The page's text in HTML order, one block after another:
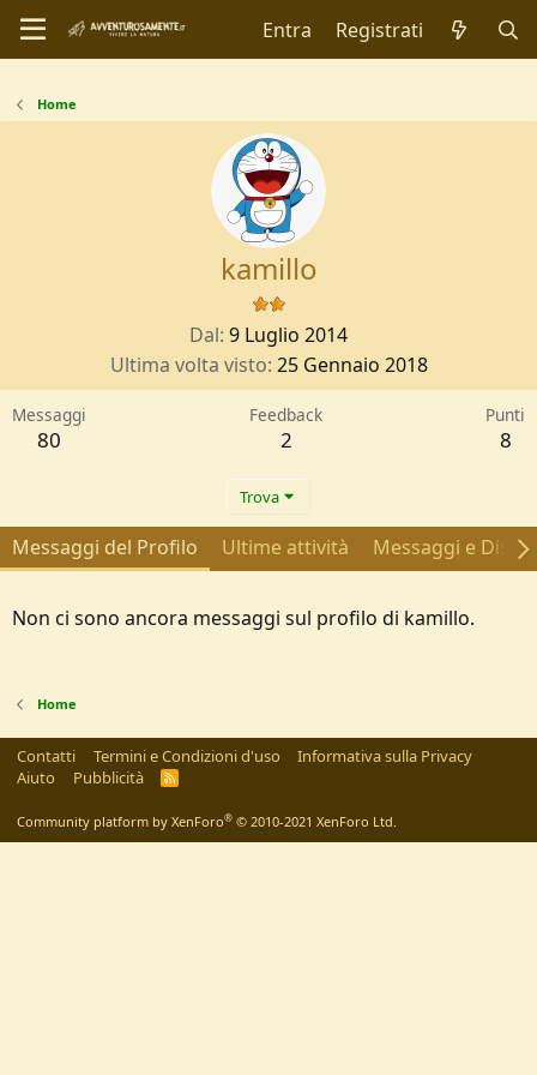
Entra Registrati
Home
kamillo
Dal 9 Luglio 2014
Ultima volta visto 25 Gennaio 2018
Messaggi
80
Feedback
2
Punti
8
Trova
Messaggi del Profilo Ultime attività Messaggi e
Non ci sono ancora messaggi sul profilo di kamillo.
Home
Contatti Termini e Condizioni d'uso
Informativa sulla Privacy
Aiuto
Pubblicità
R
Community platform by XenForo® © 2010-2021 XenForo Ltd.